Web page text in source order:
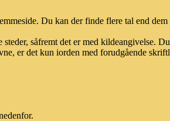
Du kan der finde flere tal end
såfremt det er med kildeangivelse.
er det kun iorden med forudgående